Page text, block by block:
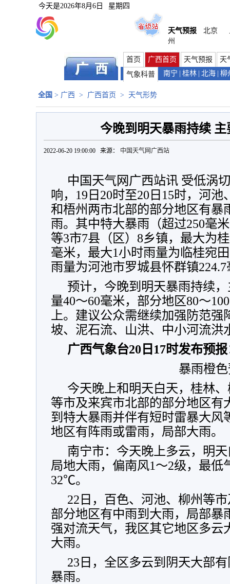
今天是2026年8月6日 星期四
天气预报 北京
州
首页 广西首页 天气预报
天
气象科普
南宁 桂林 北海 柳
全国 > 广西 > 广西首页 > 天气形势
今晚到明天暴雨持续
2022-06-20 19:00:00 来源： 中国天气网广西站
中国天气网广西站讯 受低涡
响，19日20时至20日15时，河
和梧州两市北部的部分地区有暴
雨。其中特大暴雨（超过250毫
等3市7县（区）8乡镇，最大为
毫米，最大1小时雨量为临桂宛
雨量为河池市罗城县怀群镇
预计，今晚到明天暴雨持续
量40～60毫米，部分地区80～
上。建议公众需继续加强防范
坡、泥石流、山洪、中小河流洪
广西气象台20日17时发布预
暴雨橙
今天晚上和明天白天，桂林
等市及来宾市北部的部分地区有
到特大暴雨并伴有短时雷暴大风
地区有阵雨或雷雨，局部大雨。
南宁市：今天晚上多云，明
局地大雨，偏南风1～2级，最
32℃。
22日，百色、河池、柳州等
部分地区有中雨到大雨，局部暴
强对流天气，我区其它地区多云
大雨。
23日，全区多云到阴天大部
暴雨。